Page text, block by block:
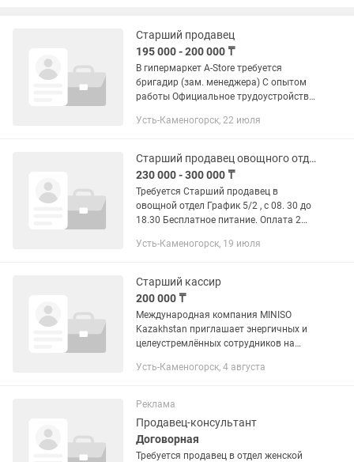
Старший продавец
195 000 - 200 000 ₸
В гипермаркет A-Store требуется
бригадир (зам. менеджера) С опытом
работы Официальное трудоустройство
за счет компании Обращаться по
Усть-Каменогорск, 22 июля
Старший продавец овощного отдела Сити Центра
230 000 - 300 000 ₸
Требуется Старший продавец в
овощной отдел График 5/2 , с 08. 30 до
18.30 Бесплатное питание. Оплата 2
Вся работа отлажена. Виноградова,
Усть-Каменогорск, 19 июля
Старший кассир
200 000 ₸
Международная компания MINISO
Kazakhstan приглашает энергичных и
целеустремлённых сотрудников на
любите общение с людьми, умеете
Усть-Каменогорск, 4 августа
Реклама
Продавец-консультант
Договорная
Требуется продавец в отдел женской